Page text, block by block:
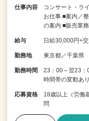
仕事内容
コンサート・ラ
お仕事 ■案内／
の案内 ■販売業
給与 日給30,000円+
勤務地 東京都／千葉県
勤務時間
23：00～翌23：
時間帯の変動あ
応募資格
18歳以上（労働
問